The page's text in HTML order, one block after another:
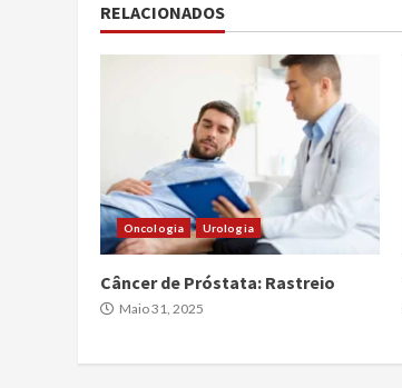
RELACIONADOS
Oncologia Urologia
Câncer de Próstata: Rastreio
Maio 31, 2025